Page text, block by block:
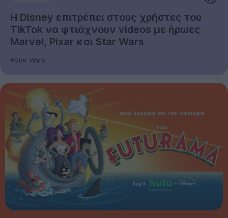
Η Disney επιτρέπει στους χρήστες του
TikTok να φτιάχνουν videos με ήρωες
Marvel, Pixar και Star Wars
#Star Wars